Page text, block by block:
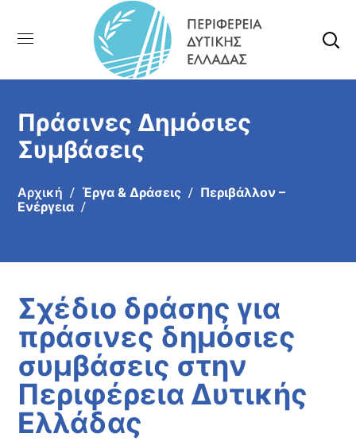
Πράσινες Δημόσιες
Συμβάσεις
Αρχική Έργα & Δράσεις
Περιβάλλον –
Ενέργεια
Σχέδιο δράσης για
πράσινες δημόσιες
συμβάσεις στην
Περιφέρεια Δυτικής
Ελλάδας